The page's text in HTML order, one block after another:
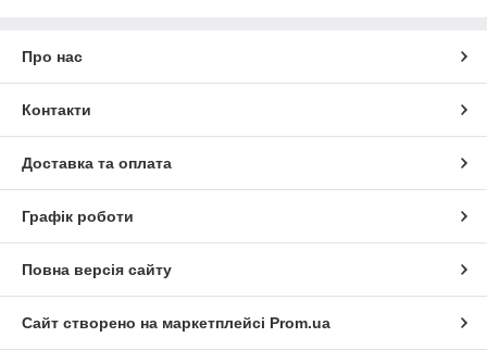
Про нас
Контакти
Доставка та оплата
Графік роботи
Повна версія сайту
Сайт створено на маркетплейсі Prom.ua